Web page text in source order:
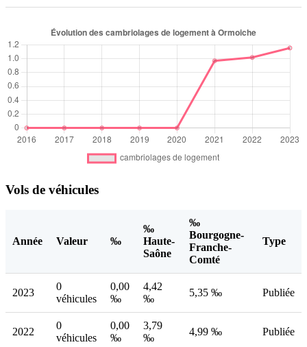
Vols de véhicules
Année Valeur ‰
‰
Haute-
Saône
‰
Bourgogne-
Franche-
Comté
Type
2023
0
véhicules
0,00
‰
4,42
‰
5,35 ‰ Publiée
2022
0
véhicules
0,00
‰
3,79
‰
4,99 ‰ Publiée